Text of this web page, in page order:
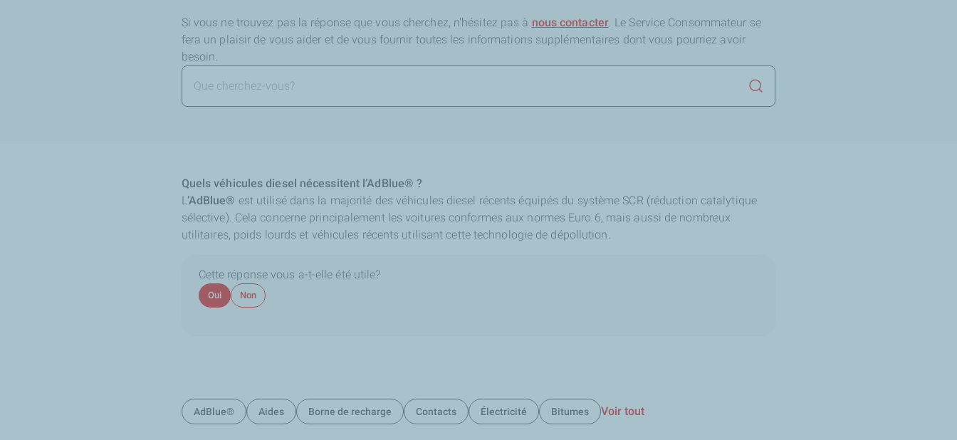
Si vous ne trouvez pas la réponse que vous cherchez, n'hésitez pas à nous contacter. Le Service Consommateur se
fera un plaisir de vous aider et de vous fournir toutes les informations supplémentaires dont vous pourriez avoir
besoin.
Lancer la recherche
Quels véhicules diesel nécessitent l’AdBlue® ?
L ’AdBlue® est utilisé dans la majorité des véhicules diesel récents équipés du système SCR (réduction catalytique
sélective). Cela concerne principalement les voitures conformes aux normes Euro 6, mais aussi de nombreux
utilitaires, poids lourds et véhicules récents utilisant cette technologie de dépollution.
Cette réponse vous a-t-elle été utile?
Oui Non
AdBlue® Aides Borne de recharge Contacts Électricité Bitumes Voir tout